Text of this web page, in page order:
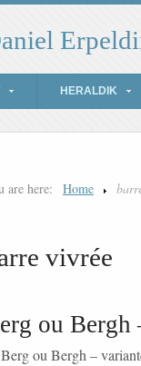
HERALDIK
are here: Home
vivrée
ou Bergh
ou Bergh –